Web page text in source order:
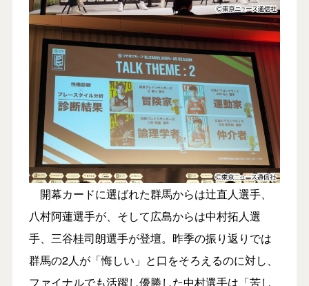
開幕カードに選ばれた群馬からは辻直人選手、
八村阿蓮選手が、そして広島からは中村拓人選
手、三谷桂司朗選手が登壇。昨季の振り返りでは
群馬の2人が「悔しい」と口をそろえるのに対し、
ファイナルでも活躍し優勝した中村選手は「苦し